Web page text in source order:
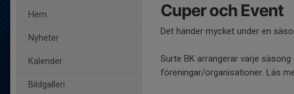
Hem
Nyheter
Kalender
Bildgalleri
Cuper och Event
Det händer mycket under en
Surte BK arrangerar varje
föreningar/organisationer. Läs